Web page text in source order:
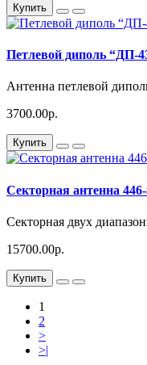
Купить
Петлевой диполь “ДП-
Антенна петлевой
3700.00р.
Купить
Секторная антенна
Секторная двух
15700.00р.
Купить
1
2
>
>|